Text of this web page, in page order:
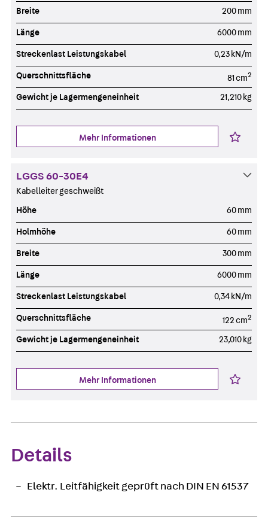
Breite 200 mm
Länge 6000 mm
Streckenlast Leistungskabel 0,23 kN/m
Querschnittsfläche 81 cm2
Gewicht je Lagermengeneinheit 21,210 kg
Mehr Informationen
LGGS 60-30E4
Kabelleiter geschweißt
Höhe 60 mm
Holmhöhe 60 mm
Breite 300 mm
Länge 6000 mm
Streckenlast Leistungskabel 0,34 kN/m
Querschnittsfläche 122 cm2
Gewicht je Lagermengeneinheit 23,010 kg
Mehr Informationen
Details
Elektr. Leitfähigkeit geprüft nach DIN EN 61537